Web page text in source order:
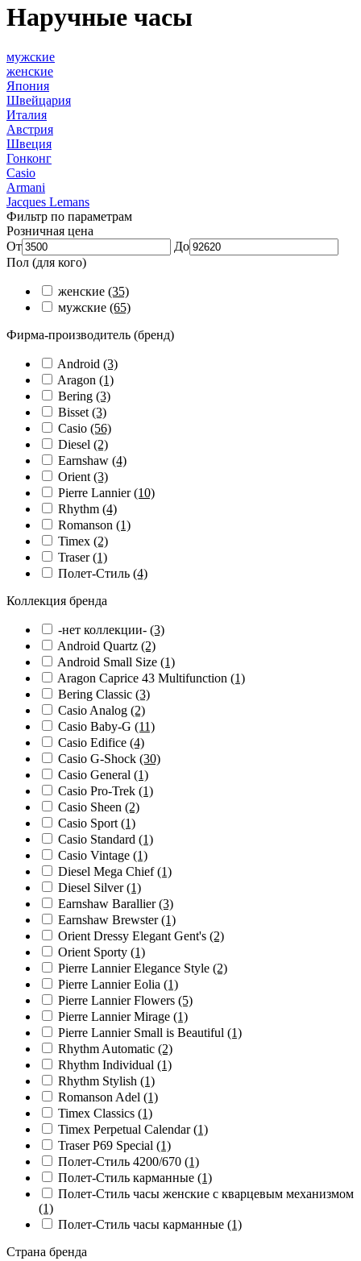
Наручные часы
мужские
женские
Япония
Швейцария
Италия
Австрия
Швеция
Гонконг
Casio
Armani
Jacques Lemans
Фильтр по параметрам
Розничная цена
От
До
Пол (для кого)
женские (35)
мужские (65)
Фирма-производитель (бренд)
Android (3)
Aragon (1)
Bering (3)
Bisset (3)
Casio (56)
Diesel (2)
Earnshaw (4)
Orient (3)
Pierre Lannier(10)
Rhythm (4)
Romanson (1)
Timex (2)
Traser(1)
Полет-Стиль (4)
Коллекция бренда
-нет коллекции- (3)
Android Quartz (2)
Android Small Size (1)
Aragon Caprice 43 Multifunction (1)
Bering Classic (3)
Casio Analog (2)
Casio Baby-G (11)
Casio Edifice (4)
Casio G-Shock (30)
Casio General (1)
Casio Pro-Trek (1)
Casio Sheen (2)
Casio Sport (1)
Casio Standard (1)
Casio Vintage (1)
Diesel Mega Chief(1)
Diesel Silver(1)
Earnshaw Barallier(3)
Earnshaw Brewster(1)
Orient Dressy Elegant Gent's (2)
Orient Sporty (1)
Pierre Lannier Elegance Style (2)
Pierre Lannier Eolia (1)
Pierre Lannier Flowers (5)
Pierre Lannier Mirage (1)
Pierre Lannier Small is Beautiful (1)
Rhythm Automatic (2)
Rhythm Individual (1)
Rhythm Stylish (1)
Romanson Adel (1)
Timex Classics (1)
Timex Perpetual Calendar(1)
Traser P69 Special (1)
Полет-Стиль 4200/670 (1)
Полет-Стиль карманные (1)
Полет-Стиль часы женские с кварцевым механизмом
(1)
Полет-Стиль часы карманные (1)
Страна бренда